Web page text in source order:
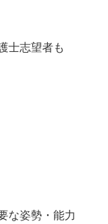
士志望者も
な姿勢・能力